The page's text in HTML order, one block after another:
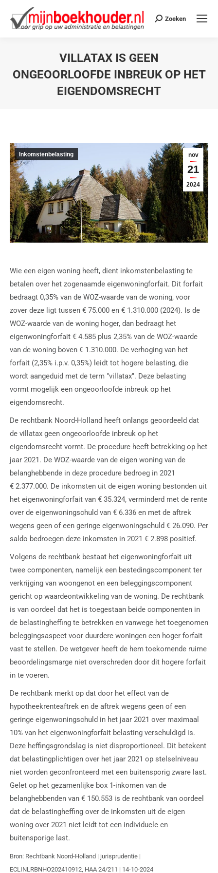
Zoeken
VILLATAX IS GEEN
ONGEOORLOOFDE INBREUK OP HET
EIGENDOMSRECHT
nov
21
2024
Inkomstenbelasting
Wie een eigen woning heeft, dient inkomstenbelasting te
betalen over het zogenaamde eigenwoningforfait. Dit forfait
bedraagt 0,35% van de WOZ-waarde van de woning, voor
zover deze ligt tussen € 75.000 en € 1.310.000 (2024). Is de
WOZ-waarde van de woning hoger, dan bedraagt het
eigenwoningforfait € 4.585 plus 2,35% van de WOZ-waarde
van de woning boven € 1.310.000. De verhoging van het
forfait (2,35% i.p.v. 0,35%) leidt tot hogere belasting, die
wordt aangeduid met de term "villatax". Deze belasting
vormt mogelijk een ongeoorloofde inbreuk op het
eigendomsrecht.
De rechtbank Noord-Holland heeft onlangs geoordeeld dat
de villatax geen ongeoorloofde inbreuk op het
eigendomsrecht vormt. De procedure heeft betrekking op het
jaar 2021. De WOZ-waarde van de eigen woning van de
belanghebbende in deze procedure bedroeg in 2021
€ 2.377.000. De inkomsten uit de eigen woning bestonden uit
het eigenwoningforfait van € 35.324, verminderd met de rente
over de eigenwoningschuld van € 6.336 en met de aftrek
wegens geen of een geringe eigenwoningschuld € 26.090. Per
saldo bedroegen deze inkomsten in 2021 € 2.898 positief.
Volgens de rechtbank bestaat het eigenwoningforfait uit
twee componenten, namelijk een bestedingscomponent ter
verkrijging van woongenot en een beleggingscomponent
gericht op waardeontwikkeling van de woning. De rechtbank
is van oordeel dat het is toegestaan beide componenten in
de belastingheffing te betrekken en vanwege het toegenomen
beleggingsaspect voor duurdere woningen een hoger forfait
vast te stellen. De wetgever heeft de hem toekomende ruime
beoordelingsmarge niet overschreden door dit hogere forfait
in te voeren.
De rechtbank merkt op dat door het effect van de
hypotheekrenteaftrek en de aftrek wegens geen of een
geringe eigenwoningschuld in het jaar 2021 over maximaal
10% van het eigenwoningforfait belasting verschuldigd is.
Deze heffingsgrondslag is niet disproportioneel. Dit betekent
dat belastingplichtigen over het jaar 2021 op stelselniveau
niet worden geconfronteerd met een buitensporig zware last.
Gelet op het gezamenlijke box 1-inkomen van de
belanghebbenden van € 150.553 is de rechtbank van oordeel
dat de belastingheffing over de inkomsten uit de eigen
woning over 2021 niet leidt tot een individuele en
buitensporige last.
Bron: Rechtbank Noord-Holland | jurisprudentie |
ECLINLRBNHO202410912, HAA 24/211 | 14-10-2024